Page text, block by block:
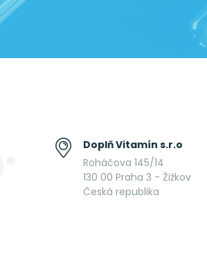
Doplň Vitamín s.r.o
Roháčova 145/14
130 00 Praha 3 - Žižkov
Česká republika